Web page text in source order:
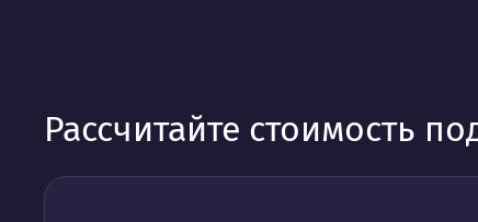
Рассчитайте стоимость